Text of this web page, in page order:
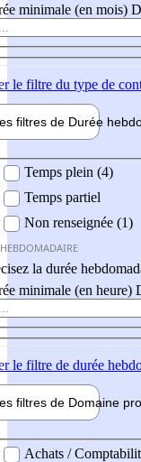
minimale (en mois)
le filtre du type de
filtres de Durée
Temps plein (4)
Temps partiel
Non renseignée (1)
la durée
minimale (en heure)
le filtre de durée
filtres de Domaine pro
professionel
Achats /